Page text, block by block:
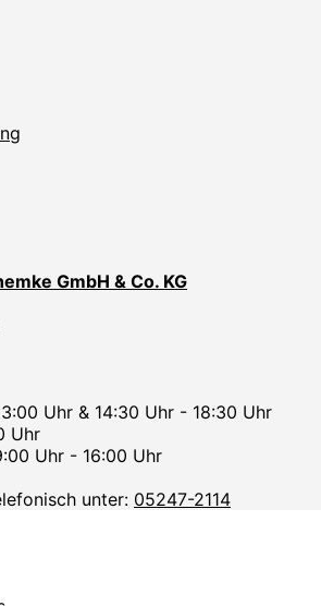
GmbH & Co. KG
Uhr & 14:30 Uhr - 18:30 Uhr
Uhr
Uhr - 16:00 Uhr
unter: 05247-2114